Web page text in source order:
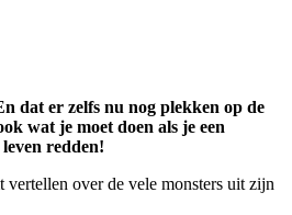
dat er zelfs nu nog plekken op de
wat je moet doen als je een
redden!
over de vele monsters uit zijn